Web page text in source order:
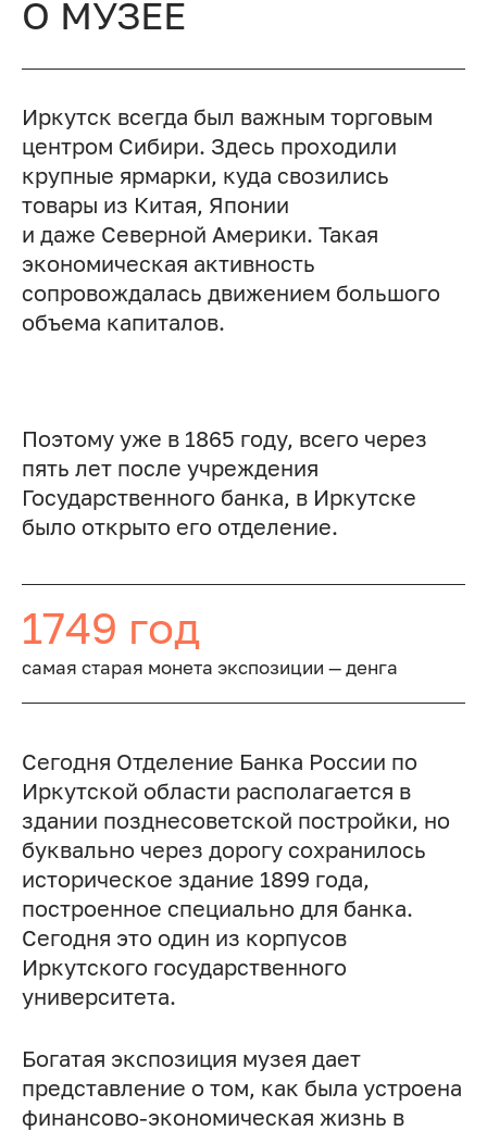
О МУЗЕЕ
Иркутск всегда был важным торговым
центром Сибири. Здесь проходили
крупные ярмарки, куда свозились
товары из Китая, Японии
и даже Северной Америки. Такая
экономическая активность
сопровождалась движением большого
объема капиталов.
Поэтому уже в 1865 году, всего через
пять лет после учреждения
Государственного банка, в Иркутске
было открыто его отделение.
1749 год
самая старая монета экспозиции — денга
Сегодня Отделение Банка России по
Иркутской области располагается в
здании позднесоветской постройки, но
буквально через дорогу сохранилось
историческое здание 1899 года,
построенное специально для банка.
Сегодня это один из корпусов
Иркутского государственного
университета.
Богатая экспозиция музея дает
представление о том, как была устроена
финансово-экономическая жизнь в